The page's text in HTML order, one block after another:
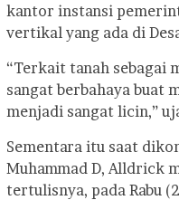
kantor instansi
vertikal yang ada di
“Terkait tanah sebagai
sangat berbahaya buat
menjadi sangat licin,”
Sementara itu saat
Muhammad D, Alldrick
tertulisnya, pada Rabu